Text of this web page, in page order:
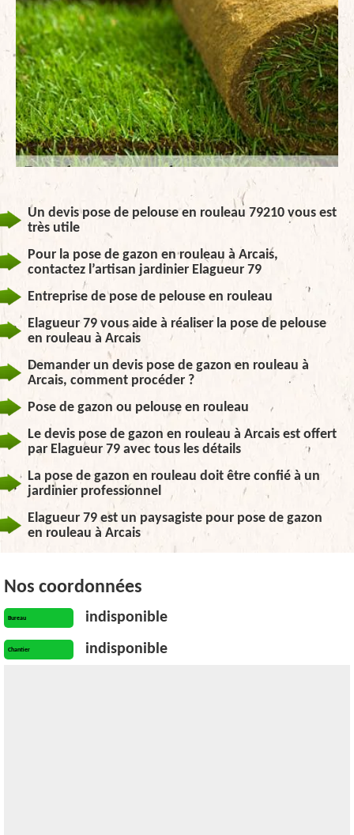
Un devis pose de pelouse en rouleau 79210 vous est
très utile
Pour la pose de gazon en rouleau à Arcais,
contactez l’artisan jardinier Elagueur 79
Entreprise de pose de pelouse en rouleau
Elagueur 79 vous aide à réaliser la pose de pelouse
en rouleau à Arcais
Demander un devis pose de gazon en rouleau à
Arcais, comment procéder ?
Pose de gazon ou pelouse en rouleau
Le devis pose de gazon en rouleau à Arcais est offert
par Elagueur 79 avec tous les détails
La pose de gazon en rouleau doit être confié à un
jardinier professionnel
Elagueur 79 est un paysagiste pour pose de gazon
en rouleau à Arcais
Nos coordonnées
Bureau indisponible
Chantier indisponible